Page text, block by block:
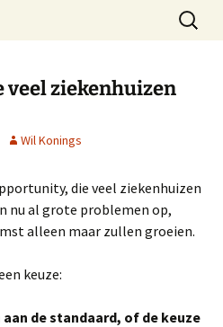
Zoeken
naar:
veel ziekenhuizen
Wil Konings
die veel ziekenhuizen
nu al grote problemen op,
alleen maar zullen groeien.
keuze:
de standaard, of de keuze